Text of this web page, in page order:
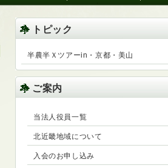
トピック
半農半Ｘツアーin・京都・美山
ご案内
当法人役員一覧
北近畿地域について
入会のお申し込み